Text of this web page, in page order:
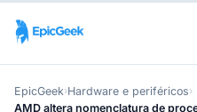
EpicGeek›Hardware e periféricos›
AMD altera nomenclatura de